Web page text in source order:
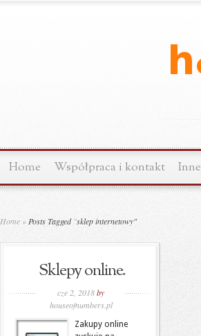
Home Współpraca i kontakt Inne
Home » Posts Tagged "sklep internetowy"
Sklepy online.
cze 2, 2018by
houseofnumbers.pl
Zakupy online